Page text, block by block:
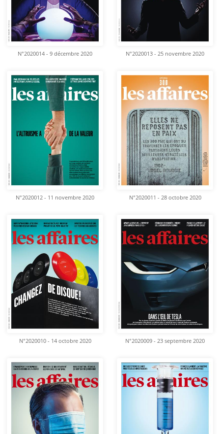
N°2020014 - 9 décembre 2020 N°2020013 - 25 novembre 2020
N°2020012 - 11 novembre 2020 N°2020011 - 28 octobre 2020
N°2020010 - 14 octobre 2020 N°2020009 - 23 septembre 2020